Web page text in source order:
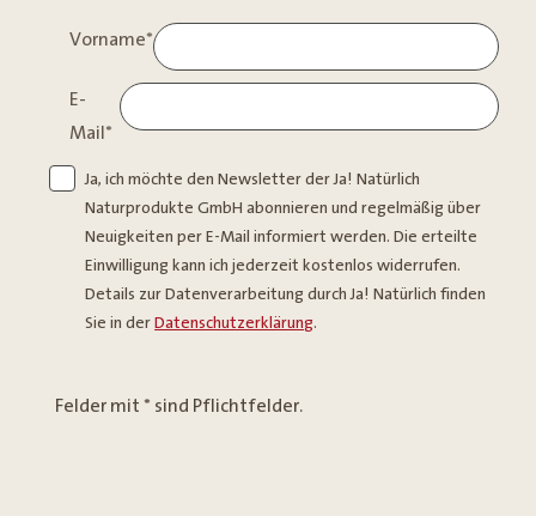
Vorname*
E-
Mail *
Ja, ich möchte den Newsletter der Ja! Natürlich
Naturprodukte GmbH abonnieren und regelmäßig über
Neuigkeiten per E-Mail informiert werden. Die erteilte
Einwilligung kann ich jederzeit kostenlos widerrufen.
Details zur Datenverarbeitung durch Ja! Natürlich finden
Sie in derDatenschutzerklärung.
Felder mit * sind Pflichtfelder.